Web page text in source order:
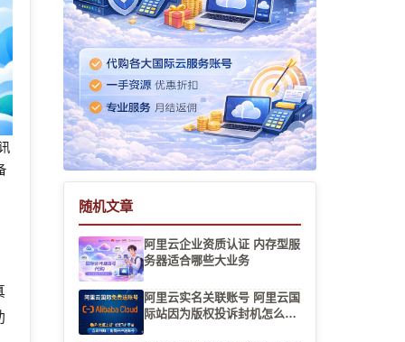
随机文章
阿里云企业资质认证 内存型服
务器适合哪些大业务
阿里云实名关联账号 阿里云国
际站因为版权投诉封机怎么处